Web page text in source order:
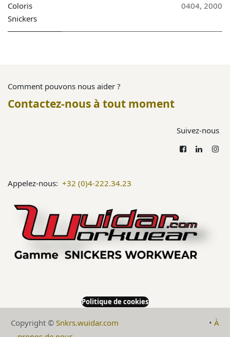
Coloris
Snickers
0404, 2000
Comment pouvons nous aider ?
Contactez-nous à tout moment
Suivez-nous
Appelez-nous: +32 (0)4-222.34.23
Politique de cookies
Copyright © Snkrs.wuidar.com ​•À